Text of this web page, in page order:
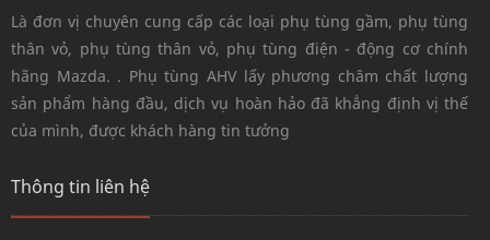
Là đơn vị chuyên cung cấp các loại phụ tùng gầm, phụ tùng
thân vỏ, phụ tùng thân vỏ, phụ tùng điện - động cơ chính
hãng Mazda. . Phụ tùng AHV lấy phương châm chất lượng
sản phẩm hàng đầu, dịch vụ hoàn hảo đã khẳng định vị thế
của mình, được khách hàng tin tưởng
Thông tin liên hệ